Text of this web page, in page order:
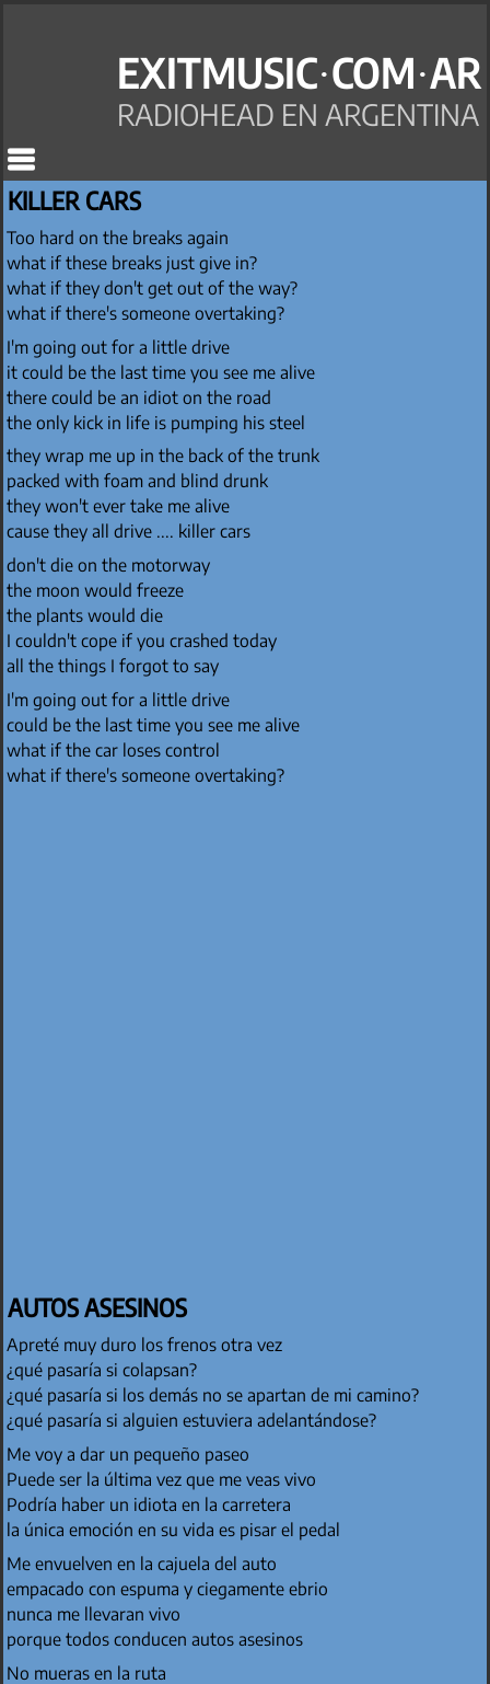
EXITMUSIC·COM·AR
RADIOHEAD EN ARGENTINA
KILLER CARS
Too hard on the breaks again
what if these breaks just give in?
what if they don't get out of the way?
what if there's someone overtaking?
I'm going out for a little drive
it could be the last time you see me alive
there could be an idiot on the road
the only kick in life is pumping his steel
they wrap me up in the back of the trunk
packed with foam and blind drunk
they won't ever take me alive
cause they all drive .... killer cars
don't die on the motorway
the moon would freeze
the plants would die
I couldn't cope if you crashed today
all the things I forgot to say
I'm going out for a little drive
could be the last time you see me alive
what if the car loses control
what if there's someone overtaking?
AUTOS ASESINOS
Apreté muy duro los frenos otra vez
¿qué pasaría si colapsan?
¿qué pasaría si los demás no se apartan de mi camino?
¿qué pasaría si alguien estuviera adelantándose?
Me voy a dar un pequeño paseo
Puede ser la última vez que me veas vivo
Podría haber un idiota en la carretera
la única emoción en su vida es pisar el pedal
Me envuelven en la cajuela del auto
empacado con espuma y ciegamente ebrio
nunca me llevaran vivo
porque todos conducen autos asesinos
No mueras en la ruta